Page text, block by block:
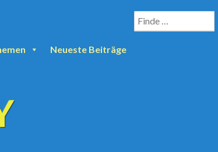
Neueste Beiträge